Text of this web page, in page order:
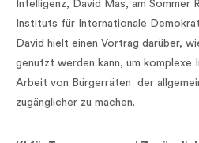
Intelligenz, David Mas, am Sommer
Instituts für Internationale
David hielt einen Vortrag darüber,
genutzt werden kann, um komplexe
Arbeit von Bürgerräten der
zugänglicher zu machen.